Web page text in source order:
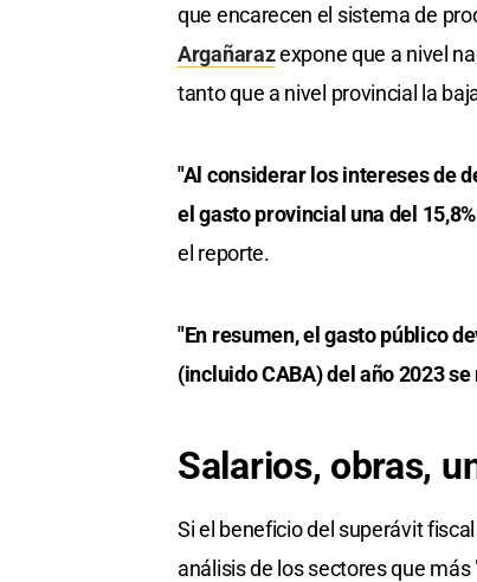
que encarecen el sistema de
Argañarazexpone que a nivel
tanto que a nivel provincial la
"Al considerar los intereses de
el gasto provincial una del
el reporte.
"En resumen, el gasto público
(incluido CABA) del año 2023
Salarios, obras,
Si el beneficio del superávit
análisis de los sectores que